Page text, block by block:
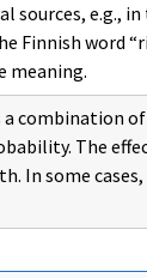
sources, e.g.,
Finnish word
meaning.
a combination
The
In some